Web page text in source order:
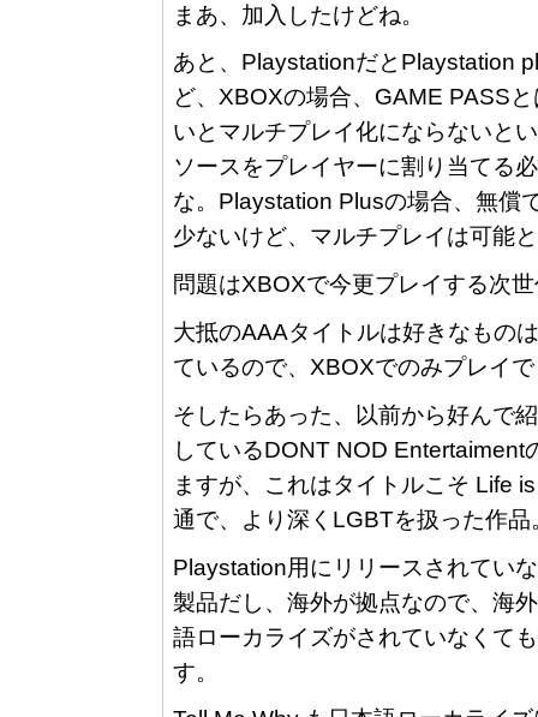
まあ、加入したけどね。
あと、PlaystationだとPlaystation
ど、XBOXの場合、GAME PASS
いとマルチプレイ化にならないと
ソースをプレイヤーに割り当てる
な。Playstation Plusの場合、無償
少ないけど、マルチプレイは可能
問題はXBOXで今更プレイする次
大抵のAAAタイトルは好きなもの
ているので、XBOXでのみプレイ
そしたらあった、以前から好んで
しているDONT NOD Entertaiment
ますが、これはタイトルこそ Life
通で、より深くLGBTを扱った作
Playstation用にリリースされてい
製品だし、海外が拠点なので、海
語ローカライズがされていなくて
す。